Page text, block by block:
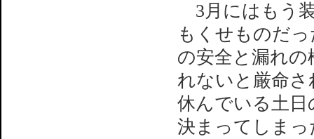
3月にはもう
もくせものだ
の安全と漏れ
れないと厳命
休んでいる土日
決まってしま